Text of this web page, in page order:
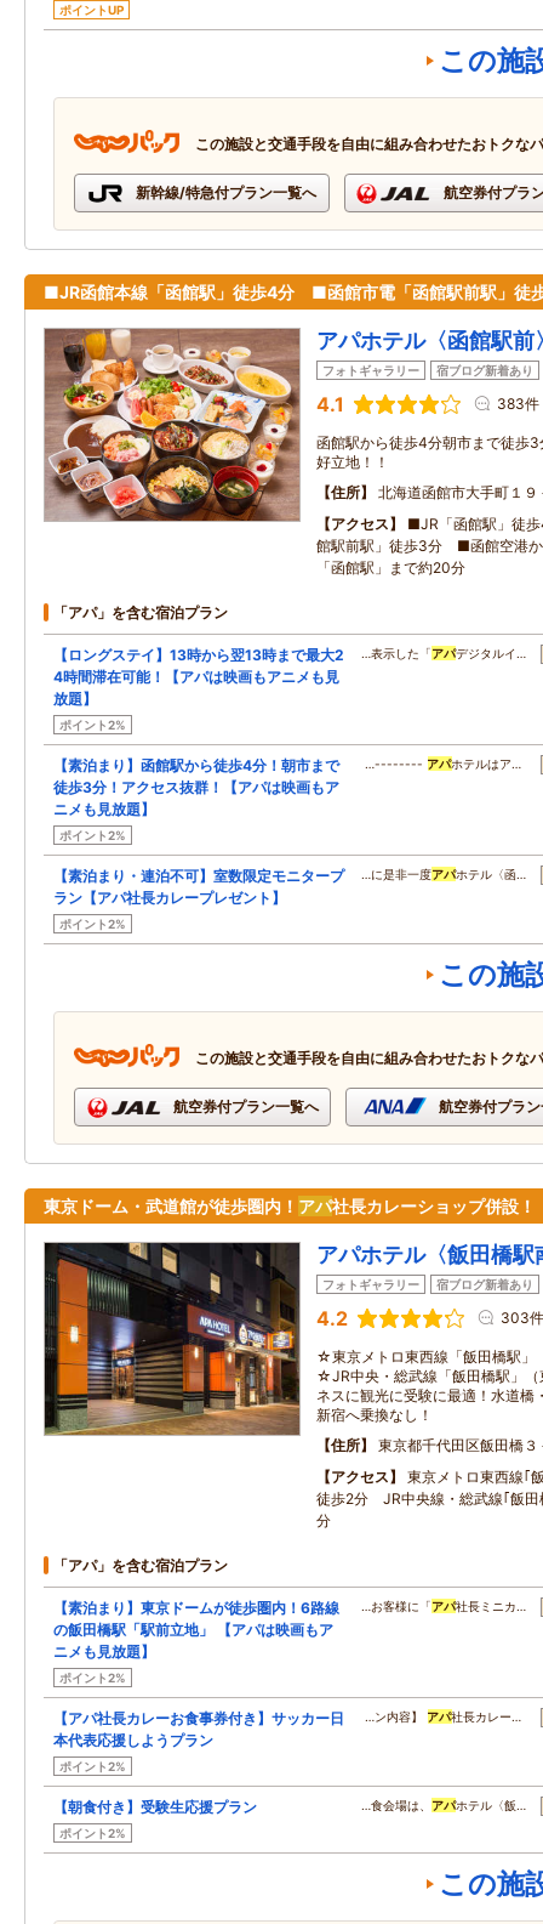
ポイントUP
この施
この施設と交通手段を自由に組み合わせたおトクな
新幹線/特急付プラン一覧へ 航空券付プラ
■JR函館本線「函館駅」徒歩4分 ■函館市電「函館駅前駅」徒
アパホテル〈函館駅前
フォトギャラリー 宿ブログ新着あり
4.1 383件
函館駅から徒歩4分朝市まで徒歩
好立地！！
住所
北海道函館市大手町１９
アクセス
■JR「函館駅」徒
館駅前駅」徒歩3分 ■函館空港か
「函館駅」まで約20分
「アパ」を含む宿泊プラン
【ロングステイ】13時から翌13時まで最大2
4時間滞在可能！【アパは映画もアニメも見
放題】
ポイント2%
…表示した「アパデジタルイ…
【素泊まり】函館駅から徒歩4分！朝市まで
徒歩3分！アクセス抜群！【アパは映画もア
ニメも見放題】
ポイント2%
…-------- アパホテルはア…
【素泊まり・連泊不可】室数限定モニタープ
ラン【アパ社長カレープレゼント】
ポイント2%
…に是非一度アパホテル〈函…
この施
この施設と交通手段を自由に組み合わせたおトクな
航空券付プラン一覧へ 航空券付プラ
東京ドーム・武道館が徒歩圏内！ アパ社長カレーショップ併設！
アパホテル〈飯田橋駅
フォトギャラリー 宿ブログ新着あり
4.2 303件
☆東京メトロ東西線「飯田橋駅」
☆JR中央・総武線「飯田橋駅」
ネスに観光に受験に最適！水道橋
新宿へ乗換なし！
住所
東京都千代田区飯田橋３
アクセス
東京メトロ東西線｢
徒歩2分 JR中央線・総武線｢飯田
分
「アパ」を含む宿泊プラン
【素泊まり】東京ドームが徒歩圏内！6路線
の飯田橋駅「駅前立地」 【アパは映画もア
ニメも見放題】
ポイント2%
…お客様に「アパ社長ミニカ…
【アパ社長カレーお食事券付き】サッカー日
本代表応援しようプラン
ポイント2%
…ン内容】 アパ社長カレー…
【朝食付き】受験生応援プラン
ポイント2%
…食会場は、 アパホテル〈飯…
この施